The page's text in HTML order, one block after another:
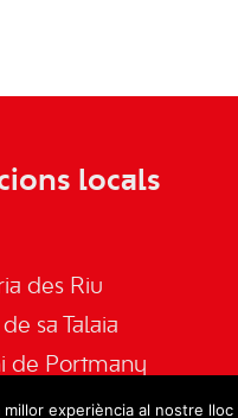
locals
des Riu
sa Talaia
de Portmany
Labritja
experiència al nostre